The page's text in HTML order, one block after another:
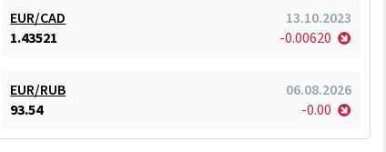
EUR/CAD
13.10.2023
1.43521
-0.00620
EUR/RUB
06.08.2026
93.54
-0.00